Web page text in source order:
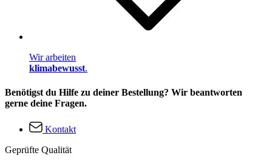
Wir arbeiten
klimabewusst.
Benötigst du Hilfe zu deiner Bestellung? Wir beantworten
gerne deine Fragen.
Kontakt
Geprüfte Qualität